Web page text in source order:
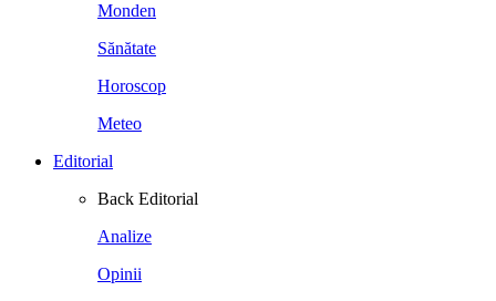
Monden
Sănătate
Horoscop
Meteo
Editorial
Back Editorial
Analize
Opinii